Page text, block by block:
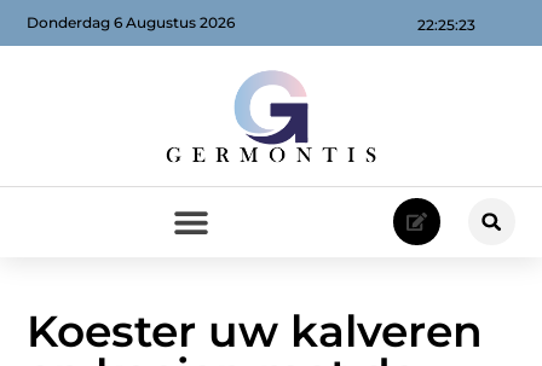
22:25:23
Donderdag 6 Augustus 2026
Koester uw kalveren